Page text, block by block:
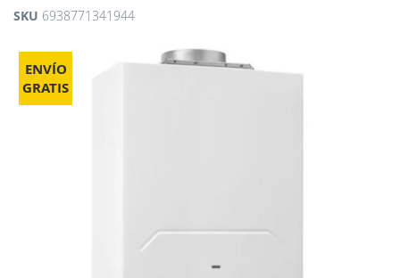
ENVÍO
GRATIS
SKU 6938771341944
Saltar
final
de